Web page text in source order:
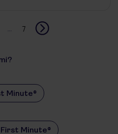
7
Minute®
Minute®